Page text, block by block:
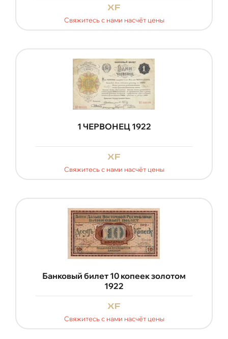
xf
Свяжитесь с нами насчёт цены
1 ЧЕРВОНЕЦ 1922
xf
Свяжитесь с нами насчёт цены
Банковый билет 10 копеек золотом
1922
xf
Свяжитесь с нами насчёт цены